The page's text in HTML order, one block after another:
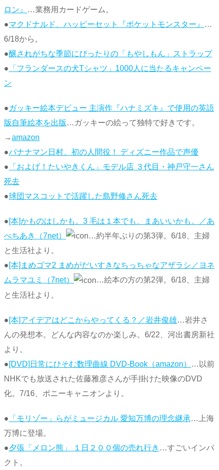
ロン』
…業務用カードゲーム。
●マクドナルド、ハッピーセット『ポケットモンスター』
…
6/18から。
●醸されがちな季節にぴったりの「もやしもん」ストラップ
● 「フランダースの犬Tシャツ」1000人に当たるキャンペー
ン
●ガッキー絵本デビュー 主演作『ハナミズキ』で使用の英語
版自筆絵本を出版 …ガッキーの絵って独特で好きです。
→amazon
●バナナマン日村、初の人間役！ ディズニー作品で声優
● 「およげ！たいやきくん」モデル店 ３代目・神戸守一さん
死去
●球団マスコットで活躍した島野修さん死去
●[本]かものはしかも。3 毛は１本でも、まあいいかも。／あ
べちあき（7net）
…約半年ぶりの第3弾。6/18、主婦
と生活社より。
●[本]まめゴマ2 まめがだいすきなちっちゃなアザラシ／ヨネ
ムラマユミ（7net）
…絵本の方の第2弾。6/18、主婦
と生活社より。
●[本]アイデアはどこからやってくる？／岩井俊雄…岩井さ
んの発想本。どんな内容なのか楽しみ。6/22、河出書房新社
より。
●[DVD]日常にひそむ数理曲線 DVD-Book（amazon）
…以前
NHKでも放送された佐藤雅彦さんが手掛けた映像のDVD
化。7/16、ポニーキャニオンより。
● 「モリゾー」らがミュージカル 愛知万博の理念継承…上海
万博に登場。
●夕張「メロン熊」 １日２００個の売れ行き …すごいインパ
クト。